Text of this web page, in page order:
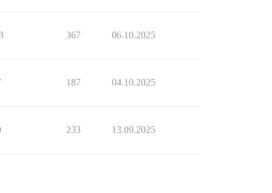
367 06.10.2025
187 04.10.2025
233 13.09.2025